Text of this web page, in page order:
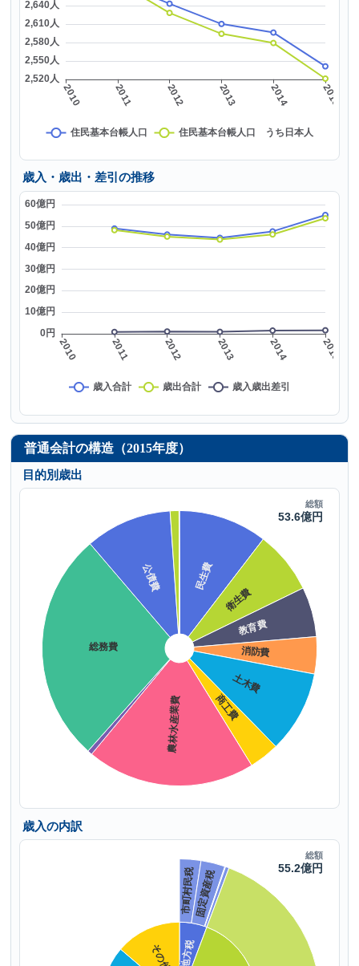
歳入・歳出・差引の推移
普通会計の構造（2015年度）
目的別歳出
歳入の内訳